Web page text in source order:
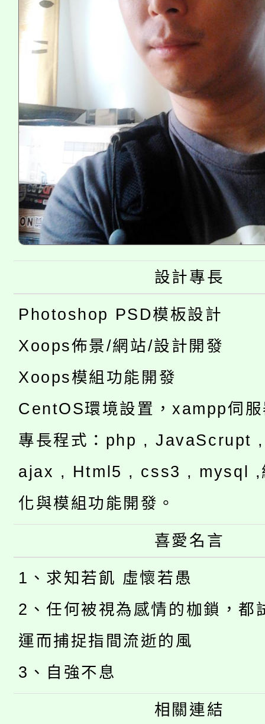
設計專長
Photoshop PSD模板設計
Xoops佈景/網站/設計開發
Xoops模組功能開發
CentOS環境設置，xampp伺
專長程式：php , JavaScrupt
ajax , Html5 , css3 , mysql ,
化與模組功能開發。
喜愛名言
1、求知若飢 虛懷若愚
2、任何被視為感情的枷鎖，都
運而捕捉指間流逝的風
3、自強不息
相關連結